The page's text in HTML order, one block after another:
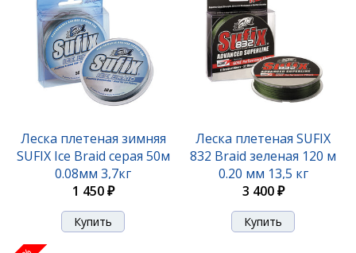
100 м 0.20 мм 18 кг
2 420 ₽
Леска плетеная зимняя
SUFIX Ice Braid серая 50м
0.08мм 3,7кг
1 450 ₽
Леска плетеная SUFIX
832 Braid зеленая 120 м
0.20 мм 13,5 кг
3 400 ₽